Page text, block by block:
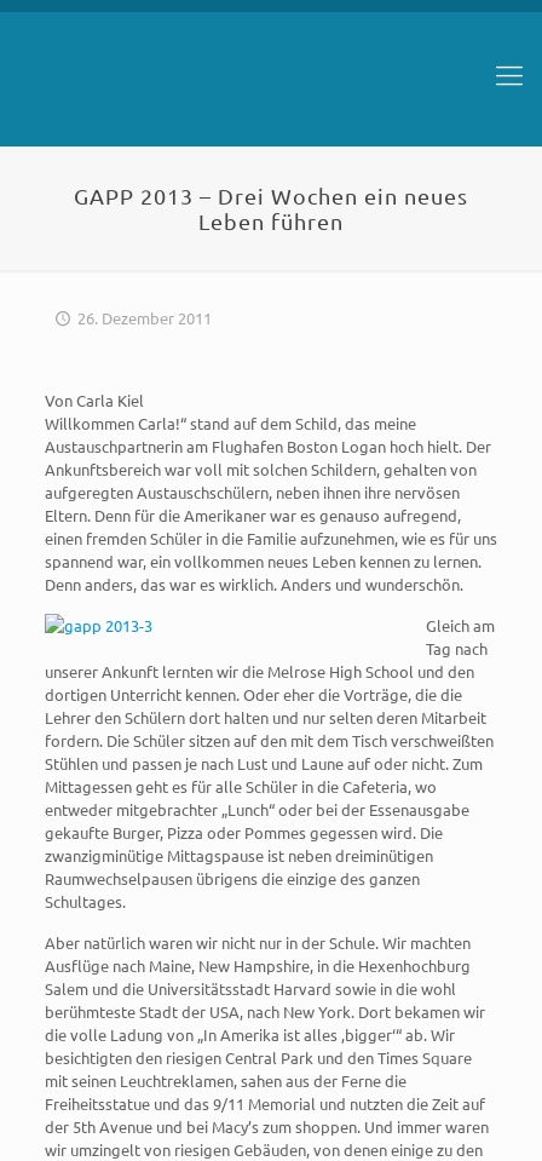
GAPP 2013 – Drei Wochen ein neues
Leben führen
26. Dezember 2011
Von Carla Kiel
Willkommen Carla!“ stand auf dem Schild, das meine
Austauschpartnerin am Flughafen Boston Logan hoch hielt. Der
Ankunftsbereich war voll mit solchen Schildern, gehalten von
aufgeregten Austauschschülern, neben ihnen ihre nervösen
Eltern. Denn für die Amerikaner war es genauso aufregend,
einen fremden Schüler in die Familie aufzunehmen, wie es für uns
spannend war, ein vollkommen neues Leben kennen zu lernen.
Denn anders, das war es wirklich. Anders und wunderschön.
Gleich am
Tag nach
unserer Ankunft lernten wir die Melrose High School und den
dortigen Unterricht kennen. Oder eher die Vorträge, die die
Lehrer den Schülern dort halten und nur selten deren Mitarbeit
fordern. Die Schüler sitzen auf den mit dem Tisch verschweißten
Stühlen und passen je nach Lust und Laune auf oder nicht. Zum
Mittagessen geht es für alle Schüler in die Cafeteria, wo
entweder mitgebrachter „Lunch“ oder bei der Essenausgabe
gekaufte Burger, Pizza oder Pommes gegessen wird. Die
zwanzigminütige Mittagspause ist neben dreiminütigen
Raumwechselpausen übrigens die einzige des ganzen
Schultages.
Aber natürlich waren wir nicht nur in der Schule. Wir machten
Ausflüge nach Maine, New Hampshire, in die Hexenhochburg
Salem und die Universitätsstadt Harvard sowie in die wohl
berühmteste Stadt der USA, nach New York. Dort bekamen wir
die volle Ladung von „In Amerika ist alles ‚bigger‘“ ab. Wir
besichtigten den riesigen Central Park und den Times Square
mit seinen Leuchtreklamen, sahen aus der Ferne die
Freiheitsstatue und das 9/11 Memorial und nutzten die Zeit auf
der 5th Avenue und bei Macy’s zum shoppen. Und immer waren
wir umzingelt von riesigen Gebäuden, von denen einige zu den